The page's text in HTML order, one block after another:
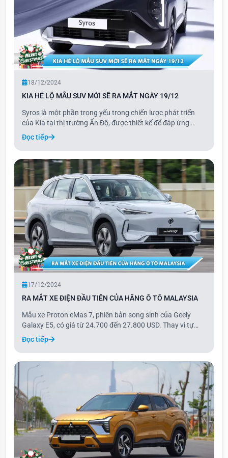
18/12/2024
KIA HÉ LỘ MẪU SUV MỚI SẼ RA MẮT NGÀY 19/12
Syros là một phần trọng yếu trong chiến lược phát triển
của Kia tại thị trường Ấn Độ, được thiết kế để đáp ứng
những nhu cầu đặc thù của người tiêu dùng địa phương,
đồng thời vẫn duy trì sức hấp dẫn trên toàn cầu. Mẫu xe
này sẽ lấp đầy khoảng trống giữa c
Đọc tiếp
17/12/2024
RA MẮT XE ĐIỆN ĐẦU TIÊN CỦA HÃNG Ô TÔ MALAYSIA
Mẫu xe Proton eMas 7, phiên bản song sinh của Geely
Galaxy E5, có giá từ 24.700 đến 27.800 USD. Thay vì tự
phát triển, Proton đã lựa chọn rebadge mẫu xe của thương
hiệu Trung Quốc, vì vậy thiết kế và các cấu phần của eMas
7 gần như giống hệt Galaxy E5, ch
Đọc tiếp